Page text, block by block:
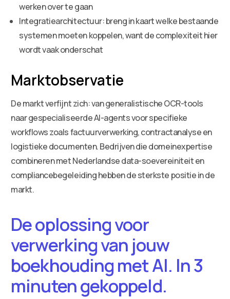
werken over te gaan
Integratiearchitectuur: breng in kaart welke bestaande
systemen moeten koppelen, want de complexiteit hier
wordt vaak onderschat
Marktobservatie
De markt verfijnt zich: van generalistische OCR-tools
naar gespecialiseerde AI-agents voor specifieke
workflows zoals factuurverwerking, contractanalyse en
logistieke documenten. Bedrijven die domeinexpertise
combineren met Nederlandse data-soevereiniteit en
compliancebegeleiding hebben de sterkste positie in de
markt.
De oplossing voor
verwerking van jouw
boekhouding met AI. In 3
minuten gekoppeld.